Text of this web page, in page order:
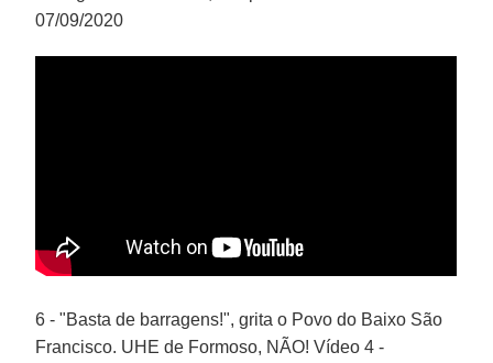
07/09/2020
6 - "Basta de barragens!", grita o Povo do Baixo São
Francisco. UHE de Formoso, NÃO! Vídeo 4 -